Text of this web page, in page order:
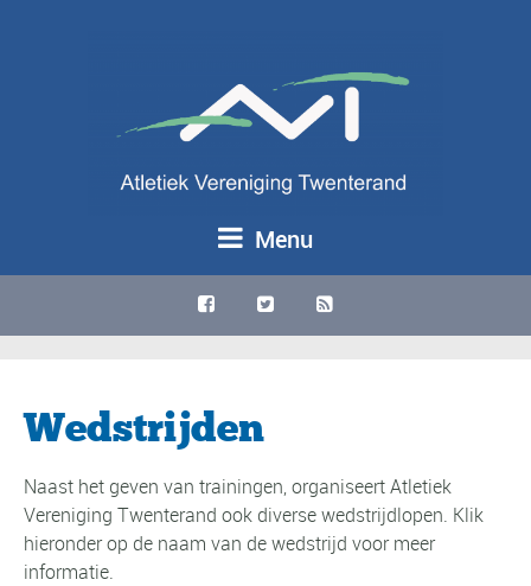
Menu
Wedstrijden
Naast het geven van trainingen, organiseert Atletiek
Vereniging Twenterand ook diverse wedstrijdlopen. Klik
hieronder op de naam van de wedstrijd voor meer
informatie.